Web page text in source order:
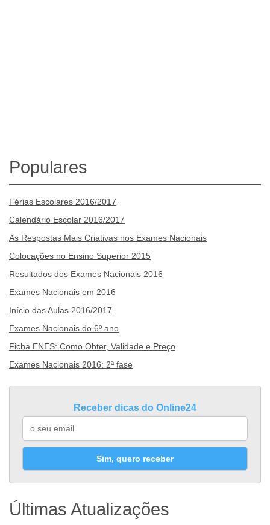
Populares
Férias Escolares 2016/2017
Calendário Escolar 2016/2017
As Respostas Mais Criativas nos Exames Nacionais
Colocações no Ensino Superior 2015
Resultados dos Exames Nacionais 2016
Exames Nacionais em 2016
Início das Aulas 2016/2017
Exames Nacionais do 6º ano
Ficha ENES: Como Obter, Validade e Preço
Exames Nacionais 2016: 2ª fase
Receber dicas do Online24
Sim, quero receber
Últimas Atualizações